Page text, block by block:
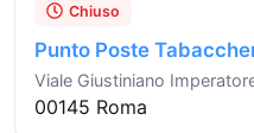
Chiuso
Punto Poste
Viale Giustiniano
00145 Roma